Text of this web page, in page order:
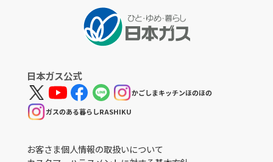
日本ガス公式
かごしまキッチンほのほの
ガスのある暮らしRASHIKU
お客さま個人情報の取扱いについて